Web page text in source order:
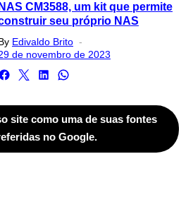
NAS CM3588, um kit que permite
seu próprio NAS
Edivaldo Brito
on
de novembro de 2023
site como uma de suas fontes
no Google.